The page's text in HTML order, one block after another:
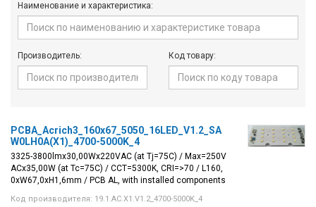
Доставка
поддержка
Наименование и характеристика:
Производитель: Код товару:
PCBA_Acrich3_160x67_5050_16LED_V1.2_SA
W0LH0A(X1)_4700-5000K_4
3325-3800lmx30,00Wx220VAC (at Tj=75C) / Max=250V
ACx35,00W (at Tc=75C) / CCT=5300K, CRI=>70 / L160,
0xW67,0xH1,6mm / PCB AL, with installed components
Код производителя: 19.1.AC.X1.V1.2_4700-5000K_4